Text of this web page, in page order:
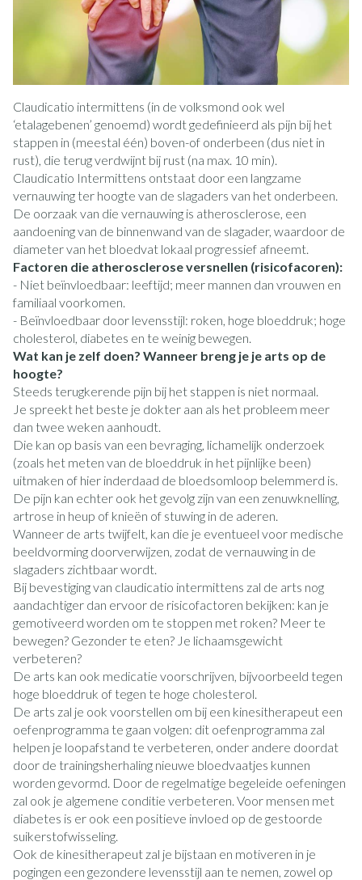
Claudicatio intermittens (in de volksmond ook wel
‘etalagebenen’ genoemd) wordt gedefinieerd als pijn bij het
stappen in (meestal één) boven-of onderbeen (dus niet in
rust), die terug verdwijnt bij rust (na max. 10 min).
Claudicatio Intermittens ontstaat door een langzame
vernauwing ter hoogte van de slagaders van het onderbeen.
De oorzaak van die vernauwing is atherosclerose, een
aandoening van de binnenwand van de slagader, waardoor de
diameter van het bloedvat lokaal progressief afneemt.
Factoren die atherosclerose versnellen (risicofacoren):
- Niet beïnvloedbaar: leeftijd; meer mannen dan vrouwen en
familiaal voorkomen.
- Beïnvloedbaar door levensstijl: roken, hoge bloeddruk; hoge
cholesterol, diabetes en te weinig bewegen.
Wat kan je zelf doen? Wanneer breng je je arts op de
hoogte?
Steeds terugkerende pijn bij het stappen is niet normaal.
Je spreekt het beste je dokter aan als het probleem meer
dan twee weken aanhoudt.
Die kan op basis van een bevraging, lichamelijk onderzoek
(zoals het meten van de bloeddruk in het pijnlijke been)
uitmaken of hier inderdaad de bloedsomloop belemmerd is.
De pijn kan echter ook het gevolg zijn van een zenuwknelling,
artrose in heup of knieën of stuwing in de aderen.
Wanneer de arts twijfelt, kan die je eventueel voor medische
beeldvorming doorverwijzen, zodat de vernauwing in de
slagaders zichtbaar wordt.
Bij bevestiging van claudicatio intermittens zal de arts nog
aandachtiger dan ervoor de risicofactoren bekijken: kan je
gemotiveerd worden om te stoppen met roken? Meer te
bewegen? Gezonder te eten? Je lichaamsgewicht
verbeteren?
De arts kan ook medicatie voorschrijven, bijvoorbeeld tegen
hoge bloeddruk of tegen te hoge cholesterol.
De arts zal je ook voorstellen om bij een kinesitherapeut een
oefenprogramma te gaan volgen: dit oefenprogramma zal
helpen je loopafstand te verbeteren, onder andere doordat
door de trainingsherhaling nieuwe bloedvaatjes kunnen
worden gevormd. Door de regelmatige begeleide oefeningen
zal ook je algemene conditie verbeteren. Voor mensen met
diabetes is er ook een positieve invloed op de gestoorde
suikerstofwisseling.
Ook de kinesitherapeut zal je bijstaan en motiveren in je
pogingen een gezondere levensstijl aan te nemen, zowel op